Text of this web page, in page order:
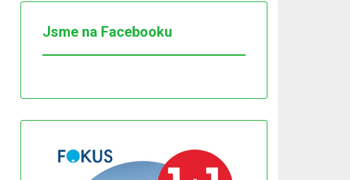
Jsme na Facebooku